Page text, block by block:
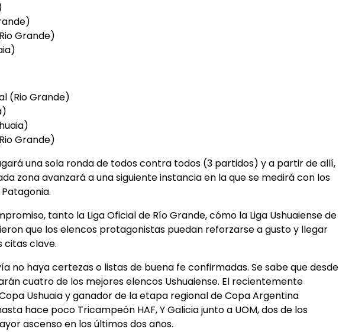
Grande)
(Rio Grande)
Grande)
una sola ronda de todos contra todos (3 partidos) y a partir de allí,
zona avanzará a una siguiente instancia en la que se medirá con los
tanto la Liga Oficial de Río Grande, cómo la Liga Ushuaiense de
que los elencos protagonistas puedan reforzarse a gusto y llegar
citas clave.
no haya certezas o listas de buena fe confirmadas. Se sabe que desde
cuatro de los mejores elencos Ushuaiense. El recientemente
Ushuaia y ganador de la etapa regional de Copa Argentina
hace poco Tricampeón HAF, Y Galicia junto a UOM, dos de los
ascenso en los últimos dos años.